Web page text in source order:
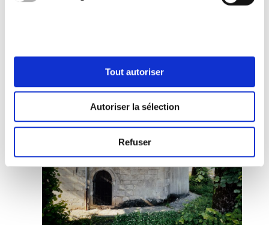
Tout autoriser
Autoriser la sélection
Refuser